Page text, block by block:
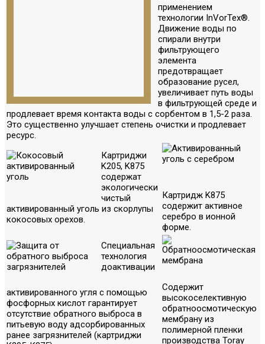
применением
технологии InVorTex®.
Движение воды по
спирали внутри
фильтрующего
элемента
предотвращает
образование русел,
увеличивает путь воды
в фильтрующей среде и
продлевает время контакта воды с сорбентом в 1,5-2 раза.
Это существенно улучшает степень очистки и продлевает
ресурс.
Картриджи
K205, K875
содержат
экологически
чистый
активированный уголь из скорлупы
кокосовых орехов.
Картридж K875
содержит активное
серебро в ионной
форме.
Специальная
технология
доактивации
активированного угля с помощью
фосфорных кислот гарантирует
отсутствие обратного выброса в
питьевую воду адсорбированных
ранее загрязнителей (картриджи
Содержит
высокоселективную
обратноосмотическую
мембрану из
полимерной пленки
производства Toray